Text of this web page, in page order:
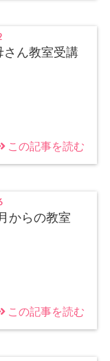
さん教室受講
この記事を読む
からの教室
この記事を読む